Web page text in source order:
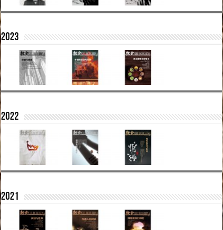
2023
2022
2021